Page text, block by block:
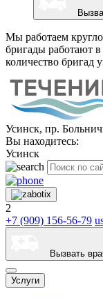
Мы работаем
бригады работают
количество бригад
Усинск, пр.
Вы находитесь:
Усинск
2
+7 (909) 156-56-79
Вызвать
Услуги